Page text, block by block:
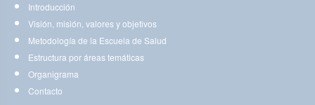
Introducción
Visión, misión, valores y objetivos
Metodología de la Escuela de Salud
Estructura por áreas temáticas
Organigrama
Contacto